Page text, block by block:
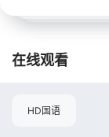
在线观看
HD国语